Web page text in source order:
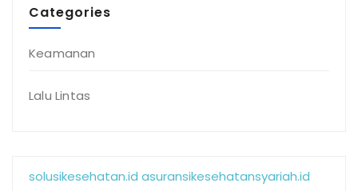
Categories
Keamanan
Lalu Lintas
solusikesehatan.id asuransikesehatansyariah.id